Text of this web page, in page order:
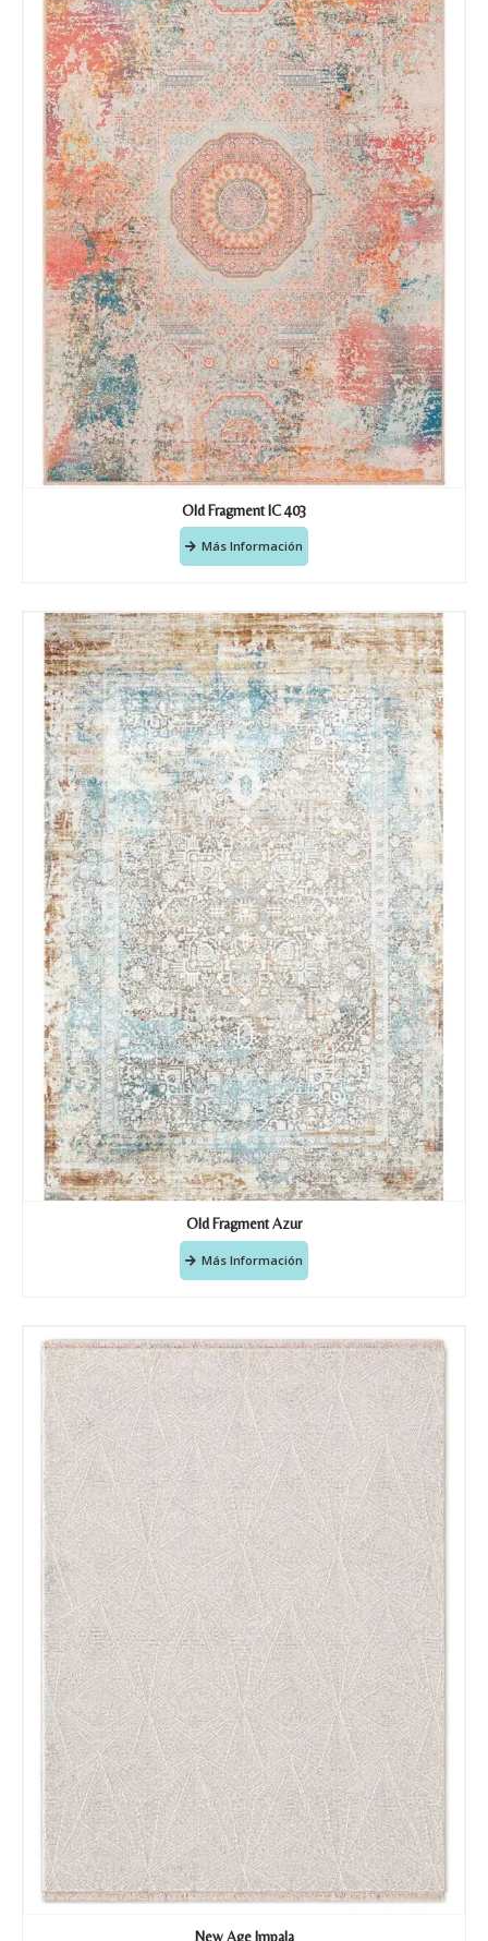
Old Fragment IC 403
Más Información
Old Fragment Azur
Más Información
New Age Impala